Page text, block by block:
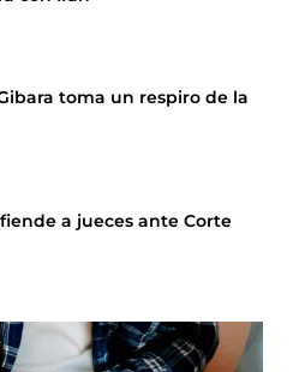
toma un respiro de la
a jueces ante Corte